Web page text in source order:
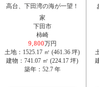
高台、下田湾の海が一望！
家
下田市
柿崎
9,800万円
土地：1525.17 ㎡ (461.36 坪)
建物：741.07 ㎡ (224.17 坪)
築年：52.7 年